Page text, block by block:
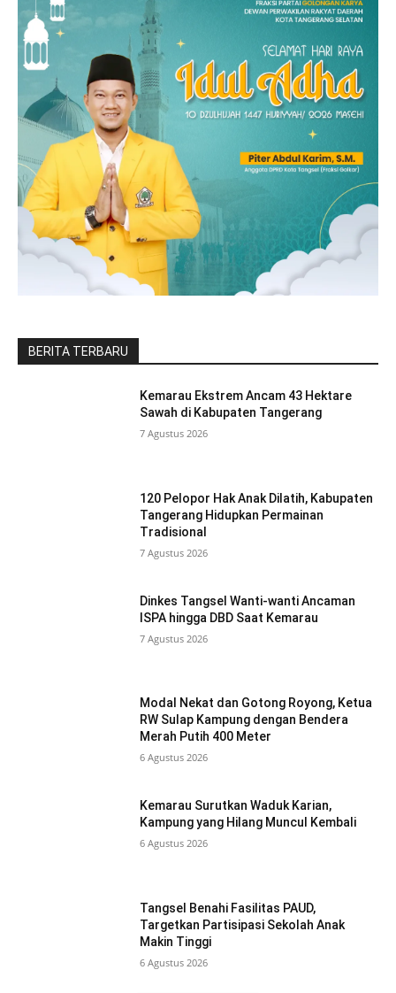
BERITA TERBARU
Kemarau Ekstrem Ancam 43 Hektare
Sawah di Kabupaten Tangerang
7 Agustus 2026
120 Pelopor Hak Anak Dilatih, Kabupaten
Tangerang Hidupkan Permainan
Tradisional
7 Agustus 2026
Dinkes Tangsel Wanti-wanti Ancaman
ISPA hingga DBD Saat Kemarau
7 Agustus 2026
Modal Nekat dan Gotong Royong, Ketua
RW Sulap Kampung dengan Bendera
Merah Putih 400 Meter
6 Agustus 2026
Kemarau Surutkan Waduk Karian,
Kampung yang Hilang Muncul Kembali
6 Agustus 2026
Tangsel Benahi Fasilitas PAUD,
Targetkan Partisipasi Sekolah Anak
Makin Tinggi
6 Agustus 2026